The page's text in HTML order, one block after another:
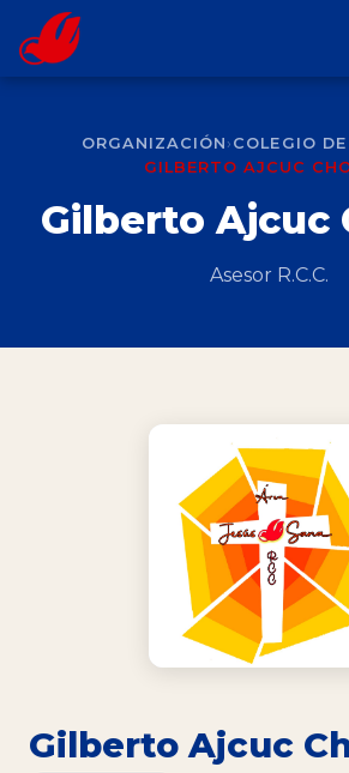
MISIÓN
ASESOR ESPIRITUAL
HISTORIA DE LA RCC
QUE ES LA RENOVACIÓN
ÁREAS
CONTACTO
ORGANIZACIÓN › COLEGIO
GILBERTO AJCUC
Gilberto Ajcuc
Asesor R.C.C.
Gilberto Ajcuc